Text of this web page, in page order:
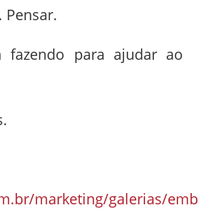
Pensar.
fazendo para ajudar ao
marketing/galerias/